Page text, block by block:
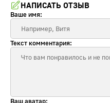
НАПИСАТЬ ОТЗЫВ
Ваше имя:
Текст комментария:
Ваш аватар: